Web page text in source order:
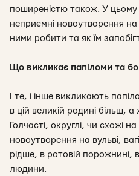
поширеністю також. У цьому
неприємні новоутворення на
ними робити та як їм
Що викликає папіломи та
І те, і інше викликають
в цій великій родині більш,
Голчасті, округлі, чи схожі
новоутворення на вульві,
рідше, в ротовій порожнині,
людини.